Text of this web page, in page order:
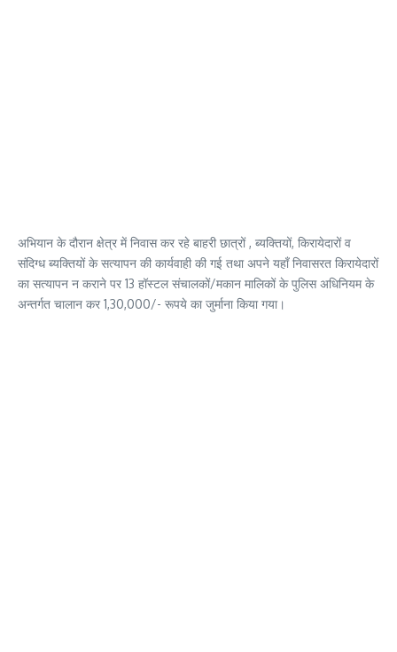
अभियान के दौरान क्षेत्र में निवास कर रहे बाहरी छात्रों , ब्यक्तियों, किरायेदारों व
संदिग्ध ब्यक्तियों के सत्यापन की कार्यवाही की गई तथा अपने यहाँ निवासरत किरायेदारों
का सत्यापन न कराने पर 13 हॉस्टल संचालकों/मकान मालिकों के पुलिस अधिनियम के
अन्तर्गत चालान कर 1,30,000/- रूपये का जुर्माना किया गया।